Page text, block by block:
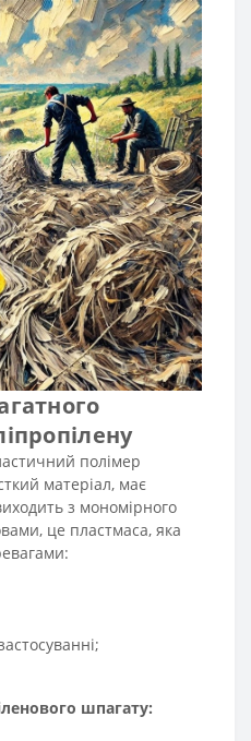
полімер
матеріал, має
з мономірного
це пластмаса, яка
шпагату: